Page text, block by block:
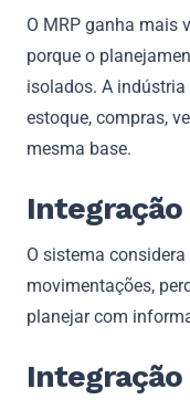
O MRP ganha mais
porque o
isolados. A
estoque, compras,
mesma base.
O sistema
movimentações,
planejar com